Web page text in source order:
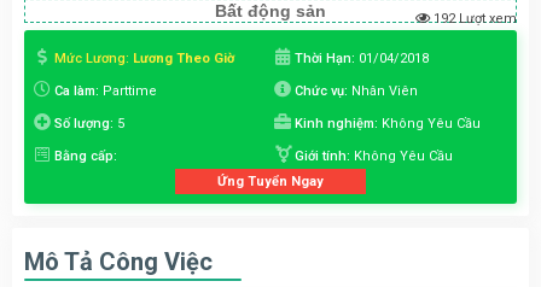
Bất động sản 192 Lượt xem
Mức Lương: Lương Theo Giờ Thời Hạn: 01/04/2018
Ca làm: Parttime Chức vụ: Nhân Viên
Số lượng: 5 Kinh nghiệm: Không Yêu Cầu
Bằng cấp: Giới tính: Không Yêu Cầu
Ứng Tuyển Ngay
Mô Tả Công Việc